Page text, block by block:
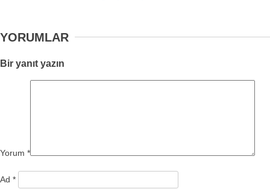
YORUMLAR
Bir yanıt yazın
Yorum *
Ad *